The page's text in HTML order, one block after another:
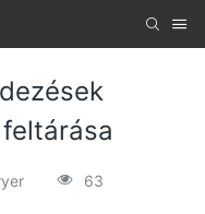
63